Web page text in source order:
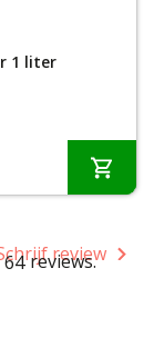
1 liter
review
64 reviews.